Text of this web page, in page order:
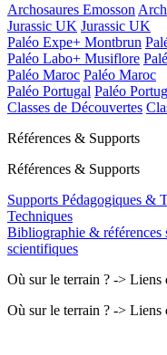
Archosaures Emosson
Jurassic UK Jurassic UK
Paléo Expe+ Montbrun
Paléo Labo+ Musiflore
Paléo Maroc Paléo Maroc
Paléo Portugal Paléo
Classes de Découvertes
Références & Supports
Références & Supports
Supports Pédagogiques &
Techniques
Bibliographie & références
scientifiques
Où sur le terrain ? -> Liens
Où sur le terrain ? -> Liens